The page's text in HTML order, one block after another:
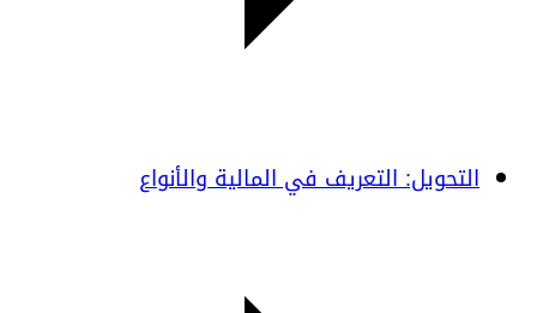
التحويل: التعريف في المالية والأنواع